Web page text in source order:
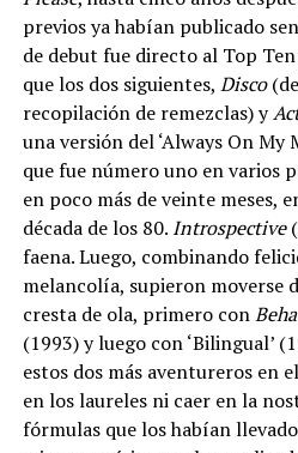
previos ya habían publicado
de debut fue directo al Top
que los dos siguientes, Disco
recopilación de remezclas) y
una versión del ‘Always On My
que fue número uno en varios
en poco más de veinte meses,
década de los 80. Introspective
faena. Luego, combinando
melancolía, supieron moverse
cresta de ola, primero con
(1993) y luego con ‘Bilingual’
estos dos más aventureros en
en los laureles ni caer en la
fórmulas que los habían